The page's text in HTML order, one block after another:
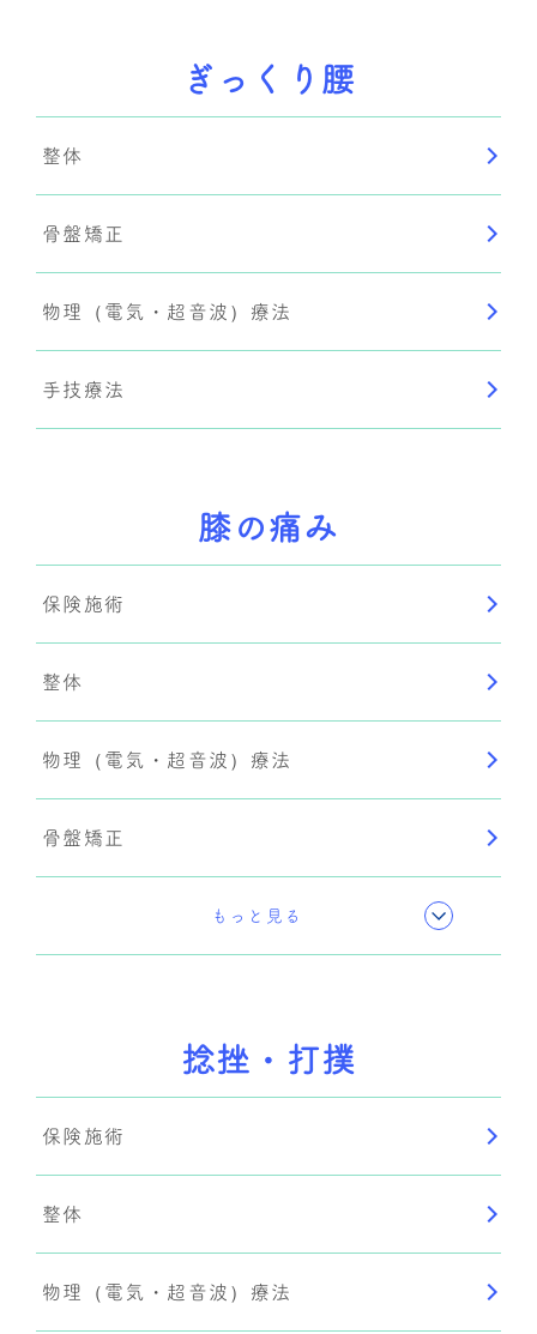
ぎっくり腰
整体
骨盤矯正
物理（電気・超音波）療法
手技療法
膝の痛み
保険施術
整体
物理（電気・超音波）療法
骨盤矯正
もっと見る
捻挫・打撲
保険施術
整体
物理（電気・超音波）療法